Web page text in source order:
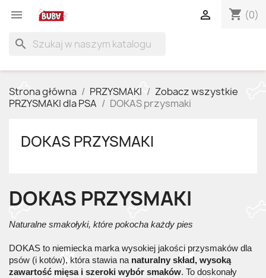
 shopping_cart (0)

search
Strona główna PRZYSMAKI
Zobacz wszystkie
PRZYSMAKI dla PSA
DOKAS przysmaki
DOKAS PRZYSMAKI
DOKAS PRZYSMAKI
Naturalne smakołyki, które pokocha każdy pies
DOKAS to niemiecka marka wysokiej jakości przysmaków dla
psów (i kotów), która stawia na naturalny skład, wysoką
zawartość mięsa i szeroki wybór smaków. To doskonały